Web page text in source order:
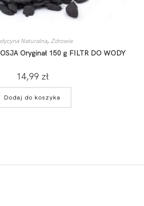
Naturalna,Zdrowie
Oryginał 150 g FILTR DO WODY
14,99 zł
Dodaj do koszyka